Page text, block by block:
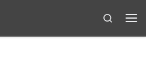
Search